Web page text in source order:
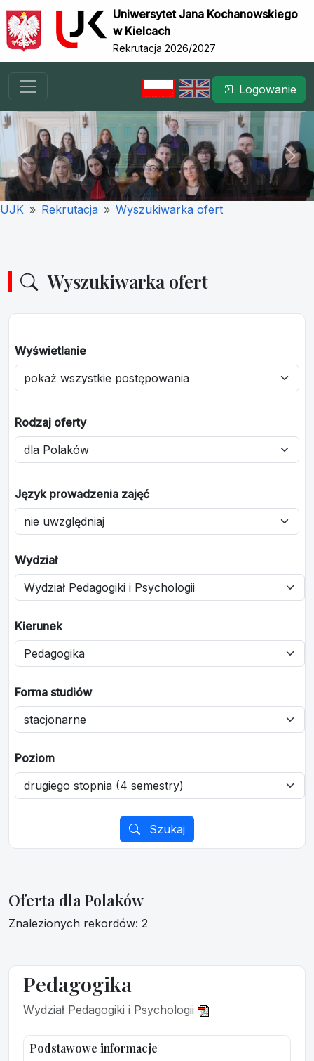
Uniwersytet Jana Kochanowskiego
w Kielcach
Rekrutacja 2026/2027
Logowanie
Previous Next
UJK Rekrutacja Wyszukiwarka ofert
Wyszukiwarka ofert
Wyświetlanie
Rodzaj oferty
Język prowadzenia zajęć
Wydział
Kierunek
Forma studiów
Poziom
Szukaj
Oferta dla Polaków
Znalezionych rekordów: 2
Pedagogika
Wydział Pedagogiki i Psychologii
Podstawowe informacje